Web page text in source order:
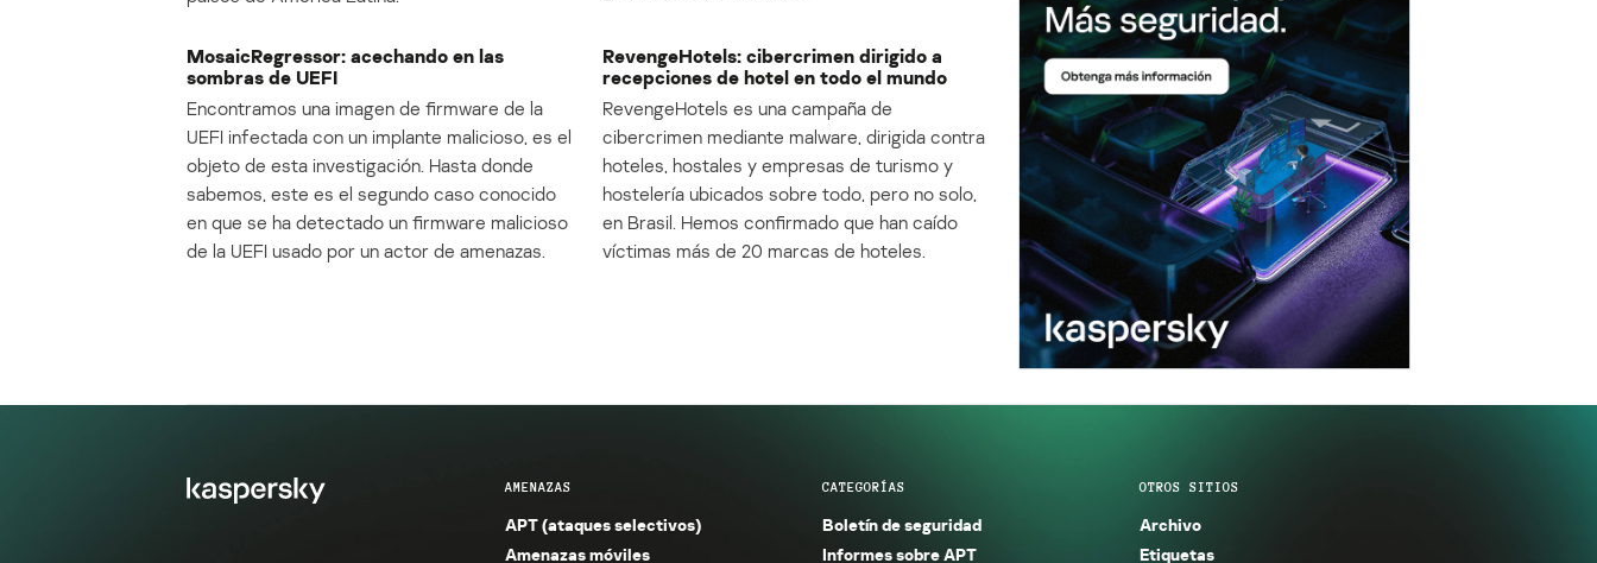
MosaicRegressor: acechando en las
sombras de UEFI
Encontramos una imagen de firmware de la
UEFI infectada con un implante malicioso, es el
objeto de esta investigación. Hasta donde
sabemos, este es el segundo caso conocido
en que se ha detectado un firmware malicioso
de la UEFI usado por un actor de amenazas.
RevengeHotels: cibercrimen dirigido a
recepciones de hotel en todo el mundo
RevengeHotels es una campaña de
cibercrimen mediante malware, dirigida contra
hoteles, hostales y empresas de turismo y
hostelería ubicados sobre todo, pero no solo,
en Brasil. Hemos confirmado que han caído
víctimas más de 20 marcas de hoteles.
AMENAZAS
APT (ataques selectivos)
Amenazas móviles
CATEGORÍAS
Boletín de seguridad
Informes sobre APT
OTROS SITIOS
Archivo
Etiquetas